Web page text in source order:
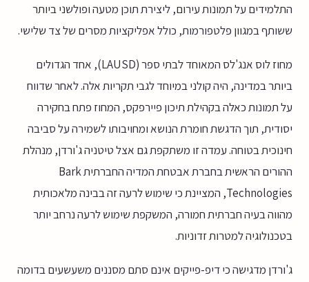
התלמידים על תמונות עירום, ליצירת תוכן מטעה ופולשני ביותר
ששותף במגוון פלטפורמות, כולל אפליקציות מסרים של צד שלישי.
מחוז לוס אנג'לס המאוחד לבתי ספר (LAUSD), אחד הגדולים
ביותר במדינה, היה קולני במיוחד לגבי תקריות אלה. לאחר שדווח
על תמונות כאלה בקהילת תיכון פיירפקס, המחוז פתח בחקירה
יסודית, תוך הדגשת חומרת הנושא ומחויבותו לשמירה על סביבה
חינוכית בטוחה. עמדה זו משתקפת גם אצל טיטניה ג'ורדן, מנהלת
ההורים הראשית בחברת אבטחת המדיה החברתית Bark
Technologies, המציינת כי שימוש לרעה זה בבינה מלאכותית
מהווה בעיה חברתית חמורה, המשקפת שימוש לרעה נרחב יותר
בטכנולוגיה למטרות זדוניות.
ג'ורדן מדגישה כי דיפ-פייקים אינם סתם מסננים משעשעים בדומה